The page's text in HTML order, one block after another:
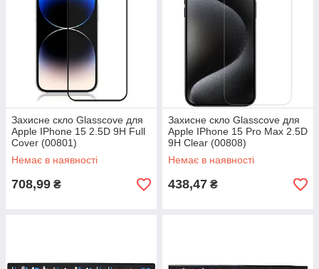
Захисне скло Glasscove для
Apple IPhone 15 2.5D 9H Full
Cover (00801)
Немає в наявності
708,99 ₴
Захисне скло Glasscove для
Apple IPhone 15 Pro Max 2.5D
9H Clear (00808)
Немає в наявності
438,47 ₴